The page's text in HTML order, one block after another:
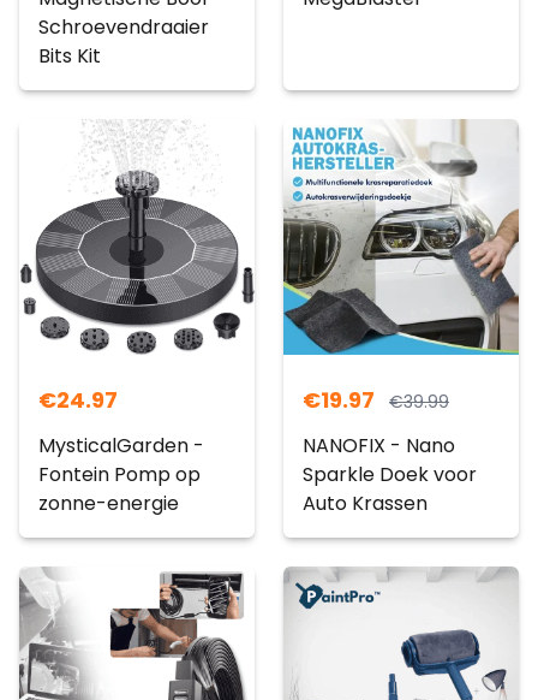
Schroevendraaier
Bits Kit
€24.97
MysticalGarden -
Fontein Pomp op
zonne-energie
€19.97 €39.99
NANOFIX - Nano
Sparkle Doek voor
Auto Krassen